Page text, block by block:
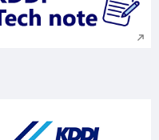
新規ウィンドウで